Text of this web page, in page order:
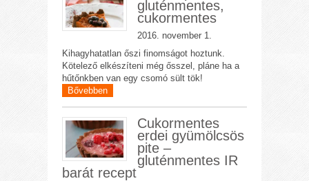
gluténmentes,
cukormentes
2016. november 1.
Kihagyhatatlan őszi finomságot hoztunk.
Kötelező elkészíteni még ősszel, pláne ha a
hűtőnkben van egy csomó sült tök!
Bővebben
Cukormentes
erdei gyümölcsös
pite –
gluténmentes IR
barát recept